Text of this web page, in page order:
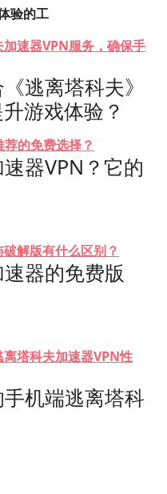
验的工
速器VPN服务，确保手
逃离塔科夫》
游戏体验？
的免费选择？
器VPN？它的
解版有什么区别？
器的免费版
塔科夫加速器VPN性
机端逃离塔科